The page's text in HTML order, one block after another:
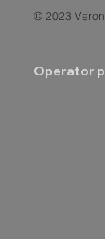
© 2023
Operator